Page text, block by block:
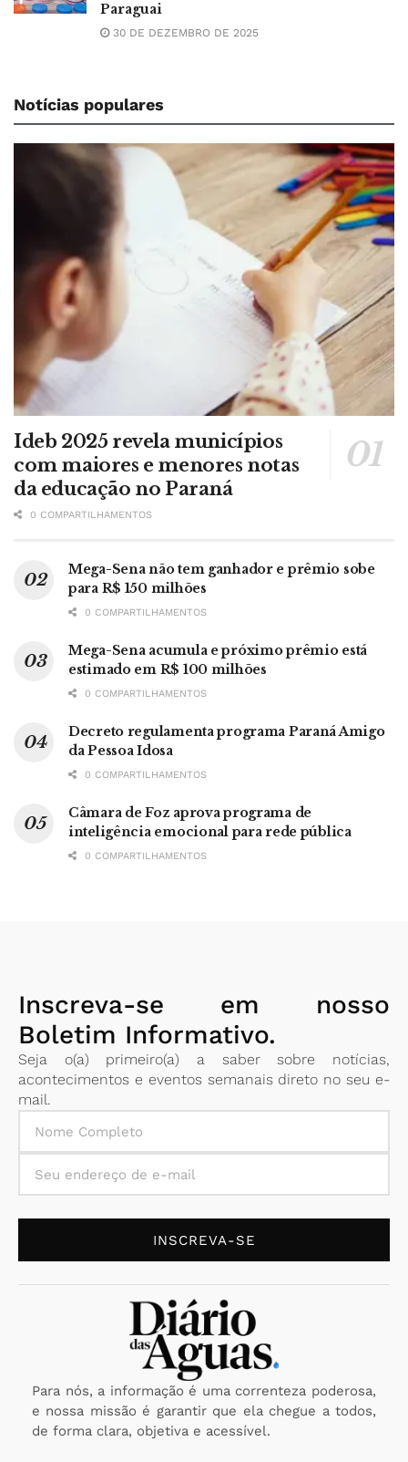
Paraguai
30 DE DEZEMBRO DE 2025
Notícias populares
Ideb 2025 revela municípios
com maiores e menores notas
da educação no Paraná
0 COMPARTILHAMENTOS
Mega-Sena não tem ganhador e prêmio sobe
para R$ 150 milhões
0 COMPARTILHAMENTOS
Mega-Sena acumula e próximo prêmio está
estimado em R$ 100 milhões
0 COMPARTILHAMENTOS
Decreto regulamenta programa Paraná Amigo
da Pessoa Idosa
0 COMPARTILHAMENTOS
Câmara de Foz aprova programa de
inteligência emocional para rede pública
0 COMPARTILHAMENTOS
Inscreva-se em nosso
Boletim Informativo.
Seja o(a) primeiro(a) a saber sobre notícias,
acontecimentos e eventos semanais direto no seu e-
mail.
INSCREVA-SE
Para nós, a informação é uma correnteza poderosa,
e nossa missão é garantir que ela chegue a todos,
de forma clara, objetiva e acessível.